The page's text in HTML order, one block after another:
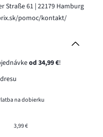
Straße 61 | 22179 Hamburg
pomoc/kontakt/
od 34,99 €!
na dobierku
3,99 €